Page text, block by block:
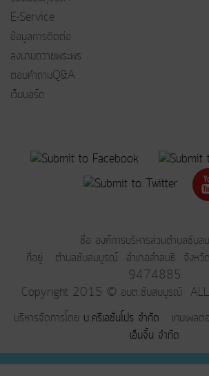
E-Service
ข้อมูลการติดต่อ
ลงนามถวายพระพร
ตอบคำถามQ&A
เว็บบอร์ด
ชื่อ องค์การบริหารส่วนตำบลซับ
ที่อยู่ ตำบลซับสมบูรณ์ อำเภอลำสนธิ จังห
9474885
Copyright 2015 © อบต.ซับสมบูรณ์ ALL
บริหารจัดการโดย บ.ครีเอชั่นโปร จำกัด เทมเพลต
เอ็นจิ้น จำกัด